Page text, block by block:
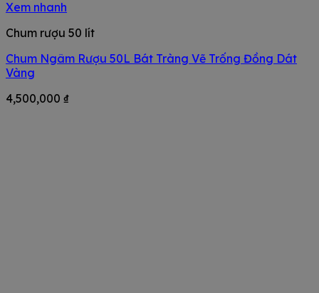
Xem nhanh
Chum rượu 50 lít
Chum Ngâm Rượu 50L Bát Tràng Vẽ Trống Đồng Dát
Vàng
4,500,000 ₫